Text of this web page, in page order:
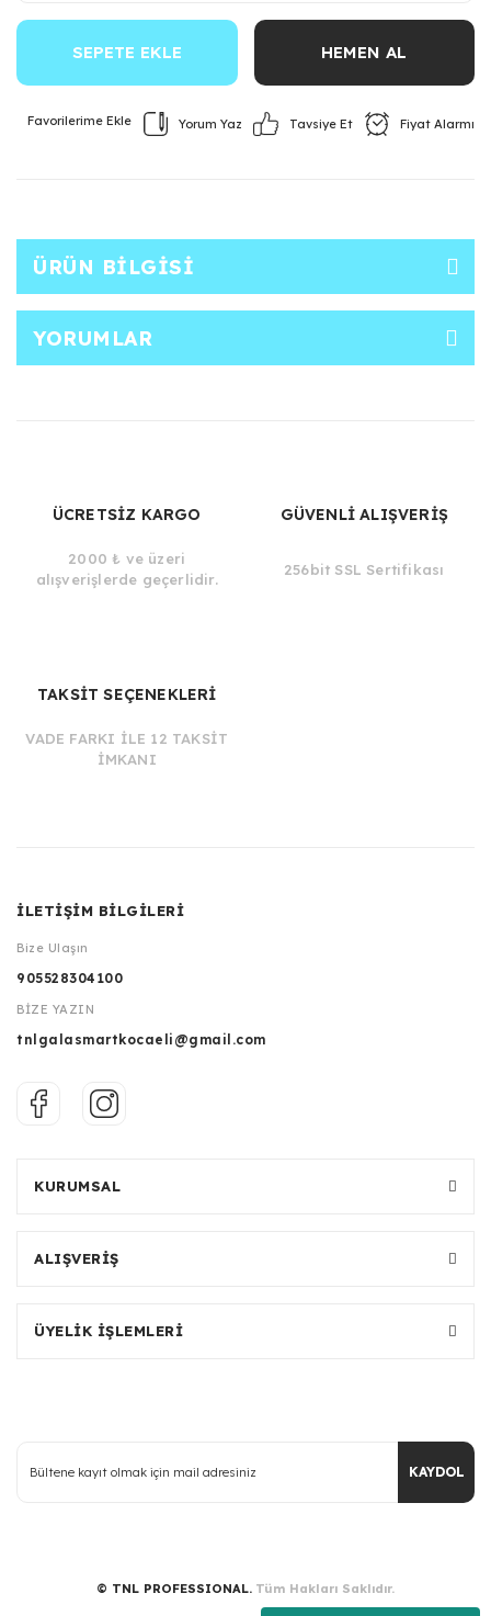
SEPETE EKLE HEMEN AL
Yorum Yaz Tavsiye Et Fiyat Alarmı
ÜRÜN BILGISI
YORUMLAR
ÜCRETSİZ KARGO
2000 ₺ ve üzeri
alışverişlerde geçerlidir.
GÜVENLİ ALIŞVERİŞ
256bit SSL Sertifikası
TAKSİT SEÇENEKLERİ
VADE FARKI İLE 12 TAKSİT
İMKANI
İLETİŞİM BİLGİLERİ
Bize Ulaşın
905528304100
BİZE YAZIN
tnlgalasmartkocaeli@gmail.com
KURUMSAL
ALIŞVERİŞ
ÜYELİK İŞLEMLERİ
KAYDOL
© TNL PROFESSIONAL. Tüm Hakları Saklıdır.